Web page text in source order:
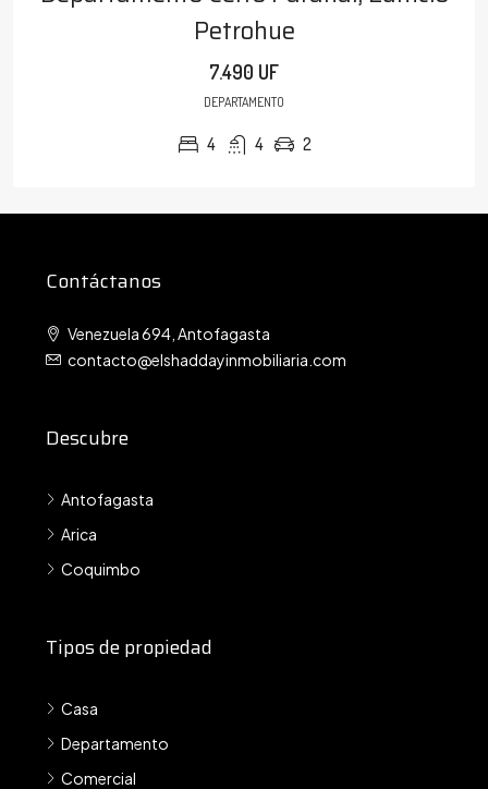
Petrohue
7.490 UF
DEPARTAMENTO
4 4 2
Contáctanos
Venezuela 694, Antofagasta
contacto@elshaddayinmobiliaria.com
Descubre
Antofagasta
Arica
Coquimbo
Tipos de propiedad
Casa
Departamento
Comercial